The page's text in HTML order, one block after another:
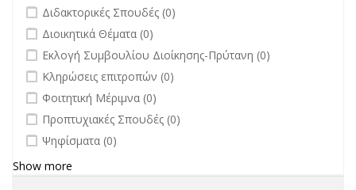
undefined
Διδακτορικές Σπουδές (0)
undefined
Διοικητικά Θέματα (0)
undefined
Εκλογή Συμβουλίου Διοίκησης-Πρύτανη (0)
undefined
Κληρώσεις επιτροπών (0)
undefined
Φοιτητική Μέριμνα (0)
undefined
Προπτυχιακές Σπουδές (0)
undefined
Ψηφίσματα (0)
Show more